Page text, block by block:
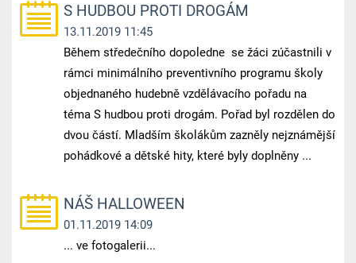
S HUDBOU PROTI DROGÁM
13.11.2019 11:45
Během středečního dopoledne se žáci zúčastnili v
rámci minimálního preventivního programu školy
objednaného hudebně vzdělávacího pořadu na
téma S hudbou proti drogám. Pořad byl rozdělen do
dvou částí. Mladším školákům zazněly nejznámější
pohádkové a dětské hity, které byly doplněny ...
NÁŠ HALLOWEEN
01.11.2019 14:09
... ve fotogalerii...